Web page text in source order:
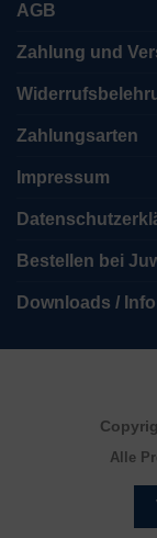
AGB
Zahlung und
Zahlungsarten
Impressum
Bestellen bei
Downloads /
Alle